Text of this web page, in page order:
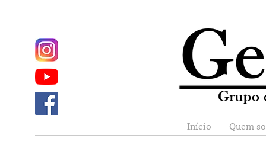
Início Quem